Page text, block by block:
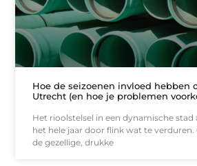
Hoe de seizoenen invloed hebben
Utrecht (en hoe je problemen
Het rioolstelsel in een dynamische
het hele jaar door flink wat te
de gezellige, drukke